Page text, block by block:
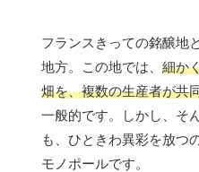
フランスきっての銘醸地
地方。この地では、 細か
畑を、複数の生産者が共
一般的です。しかし、そ
も、ひときわ異彩を放つ
モノポールです。